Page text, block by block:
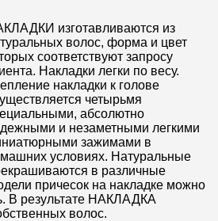
изготавливаются из
волос, форма и цвет
соответствуют запросу
Накладки легки по весу.
накладки к голове
четырьмя
абсолютно
и незаметными легкими
зажимами в
условиях. Натуральные
в различные
причесок на накладке можно
В результате НАКЛАДКА
волос.